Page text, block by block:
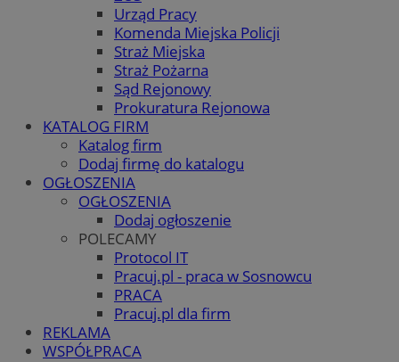
Urząd Pracy
Komenda Miejska Policji
Straż Miejska
Straż Pożarna
Sąd Rejonowy
Prokuratura Rejonowa
KATALOG FIRM
Katalog firm
Dodaj firmę do katalogu
OGŁOSZENIA
OGŁOSZENIA
Dodaj ogłoszenie
POLECAMY
Protocol IT
Pracuj.pl - praca w Sosnowcu
PRACA
Pracuj.pl dla firm
REKLAMA
WSPÓŁPRACA